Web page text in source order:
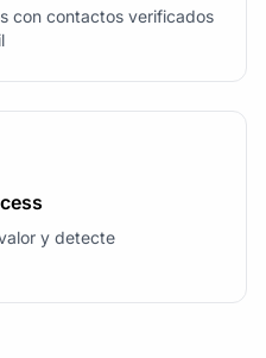
con contactos verificados
y detecte